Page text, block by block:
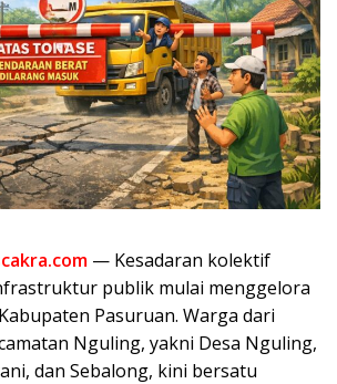
— Kesadaran kolektif
publik mulai menggelora
Pasuruan. Warga dari
Nguling, yakni Desa Nguling,
dan Sebalong, kini bersatu